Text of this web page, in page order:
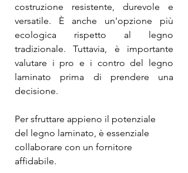
costruzione resistente, durevole e
versatile. È anche un'opzione più
ecologica rispetto al legno
tradizionale. Tuttavia, è importante
valutare i pro e i contro del legno
laminato prima di prendere una
decisione.
Per sfruttare appieno il potenziale
del legno laminato, è essenziale
collaborare con un fornitore
affidabile.